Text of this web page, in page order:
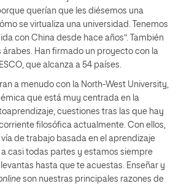
querían que les diésemos una
se virtualiza una universidad. Tenemos
con China desde hace años”. También
árabes. Han firmado un proyecto con la
que alcanza a 54 países.
a menudo con la North-West University,
que está muy centrada en la
cuestiones tras las que hay
filosófica actualmente. Con ellos,
vía de trabajo basada en el aprendizaje
a casi todas partes y estamos siempre
hasta que te acuestas. Enseñar y
son nuestras principales razones de